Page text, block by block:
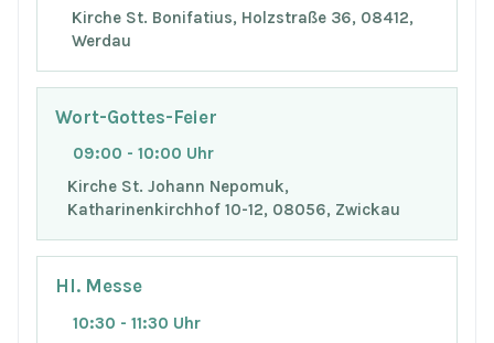
Kirche St. Bonifatius, Holzstraße 36, 08412,
Werdau
Wort-Gottes-Feier
09:00 - 10:00 Uhr
Kirche St. Johann Nepomuk,
Katharinenkirchhof 10-12, 08056, Zwickau
Hl. Messe
10:30 - 11:30 Uhr